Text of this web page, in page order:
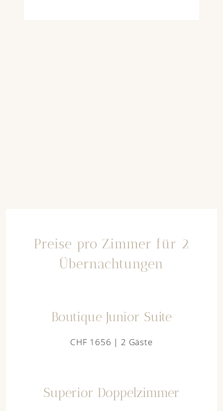
Preise pro Zimmer für 2
Übernachtungen
Boutique Junior Suite
CHF 1656 | 2 Gäste
Superior Doppelzimmer